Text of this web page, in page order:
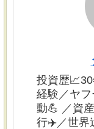
投資歴
経験／ヤ
動💪 ／資
行✈️／世界